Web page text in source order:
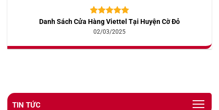
TIN TỨC
5.00trên 5
dựa trên
10
Danh Sách Cửa Hàng Viettel Tại Huyện Cờ Đỏ
02/03/2025